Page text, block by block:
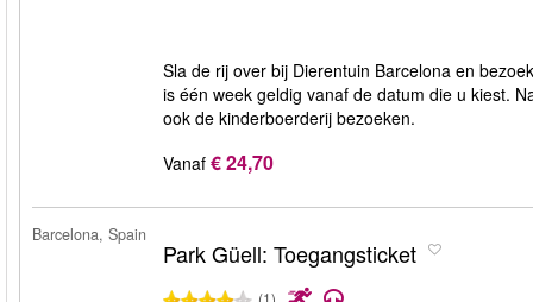
Sla de rij over bij Dierentuin Barcelona en
is één week geldig vanaf de datum die u kiest.
ook de kinderboerderij bezoeken.
Vanaf € 24,70
Barcelona, Spain
Park Güell: Toegangsticket
(1)